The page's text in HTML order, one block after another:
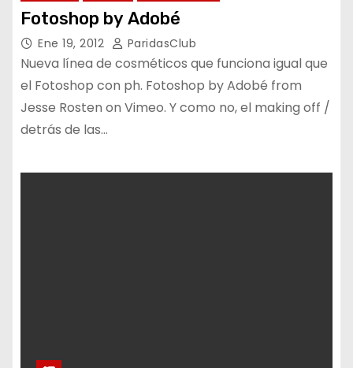
Fotoshop by Adobé
Ene 19, 2012 ParidasClub
Nueva línea de cosméticos que funciona igual que
el Fotoshop con ph. Fotoshop by Adobé from
Jesse Rosten on Vimeo. Y como no, el making off /
detrás de las…